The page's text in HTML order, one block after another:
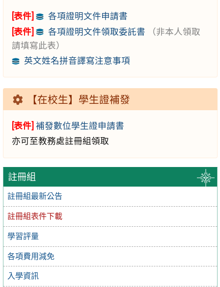
註冊組
註冊組最新公告
註冊組表件下載
學習評量
各項費用減免
入學資訊
[表件]
各項證明文件申請書
[表件]
各項證明文件領取委託書
（非本人領取
請填寫此表）
英文姓名拼音譯寫注意事項
【在校生】學生證補發
[表件] 補發數位學生證申請書
亦可至教務處註冊組領取